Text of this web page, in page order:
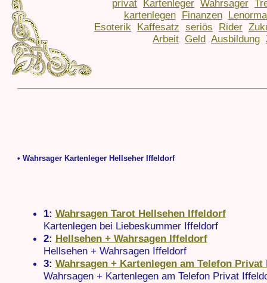
privat
Kartenleger Wahrsager
kartenlegen
Finanzen
Esoterik
Kaffesatz seriös Rider
Arbeit Geld Ausbildung
• Wahrsager Kartenleger Hellseher Iffeldorf
1: Wahrsagen Tarot Hellsehen Iffeldorf
Kartenlegen bei Liebeskummer Iffeldorf
2: Hellsehen + Wahrsagen Iffeldorf
Hellsehen + Wahrsagen Iffeldorf
3: Wahrsagen + Kartenlegen am Telefon
Wahrsagen + Kartenlegen am Telefon Privat